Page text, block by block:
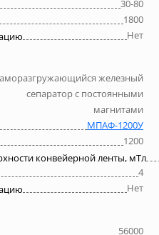
30-80
1800
Нет
железный
сепаратор с постоянными
магнитами
МПАФ-1200У
1200
конвейерной ленты, мТл
4
Нет
56000